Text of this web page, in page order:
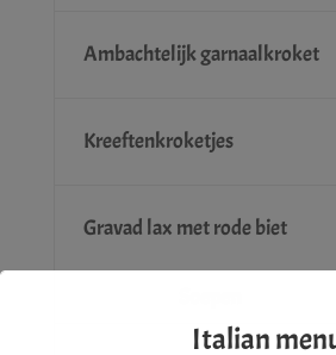
Ambachtelijk garnaalkroket
Kreeftenkroketjes
Gravad lax met rode biet
Italian